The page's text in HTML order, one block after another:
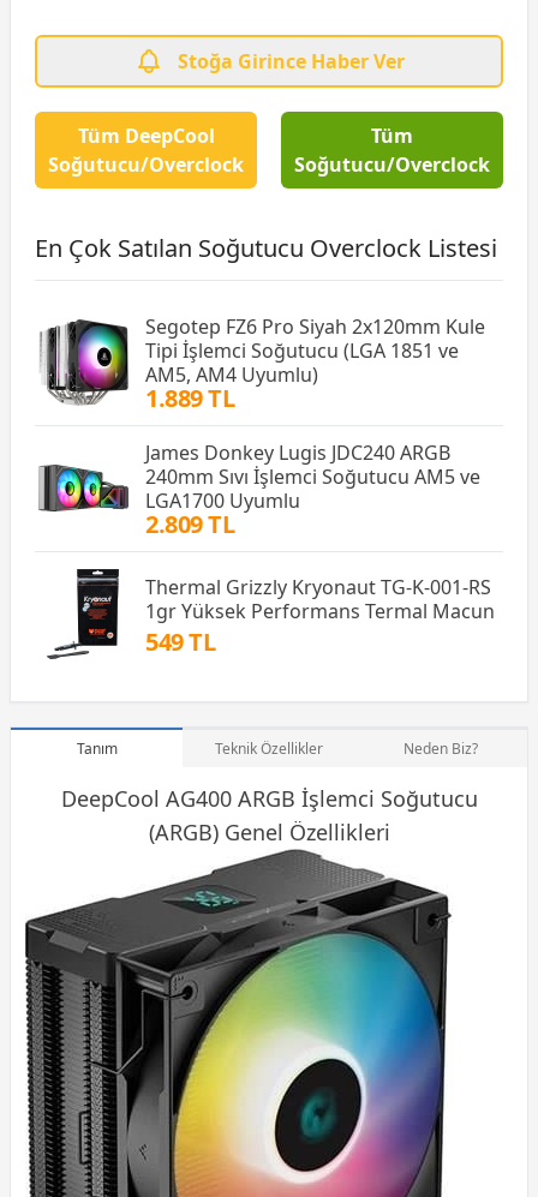
Stoğa Girince Haber Ver
Tüm DeepCool
Soğutucu/Overclock
Tüm
Soğutucu/Overclock
En Çok Satılan Soğutucu Overclock Listesi
Segotep FZ6 Pro Siyah 2x120mm Kule
Tipi İşlemci Soğutucu (LGA 1851 ve
AM5, AM4 Uyumlu)
1.889 TL
James Donkey Lugis JDC240 ARGB
240mm Sıvı İşlemci Soğutucu AM5 ve
LGA1700 Uyumlu
2.809 TL
Thermal Grizzly Kryonaut TG-K-001-RS
1gr Yüksek Performans Termal Macun
549 TL
Tanım Teknik Özellikler Neden Biz?
DeepCool AG400 ARGB İşlemci Soğutucu
(ARGB) Genel Özellikleri